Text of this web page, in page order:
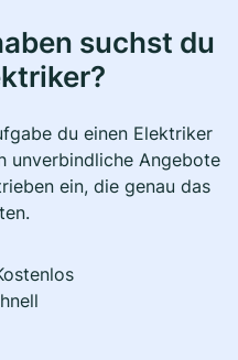
suchst du
du einen Elektriker
unverbindliche Angebote
ein, die genau das